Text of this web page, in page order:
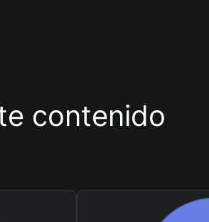
contenido